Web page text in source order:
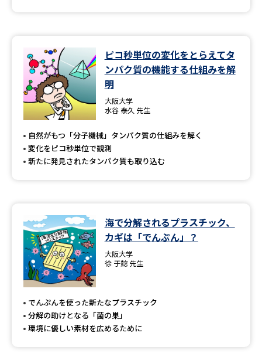
ピコ秒単位の変化をとらえてタ
ンパク質の機能する仕組みを解
明
大阪大学
水谷 泰久 先生
自然がもつ「分子機械」タンパク質の仕組みを解く
変化をピコ秒単位で観測
新たに発見されたタンパク質も取り込む
海で分解されるプラスチック、
カギは「でんぷん」？
大阪大学
徐 于懿 先生
でんぷんを使った新たなプラスチック
分解の助けとなる「菌の巣」
環境に優しい素材を広めるために